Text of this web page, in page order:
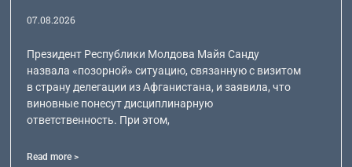
07.08.2026
Президент Республики Молдова Майя Санду
назвала «позорной» ситуацию, связанную с визитом
в страну делегации из Афганистана, и заявила, что
виновные понесут дисциплинарную
ответственность. При этом,
Read more >